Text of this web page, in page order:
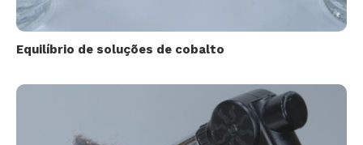
Equilíbrio de soluções de cobalto